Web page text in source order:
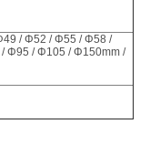
/ Φ52 / Φ55 / Φ58 /
Φ95 / Φ105 / Φ150mm /